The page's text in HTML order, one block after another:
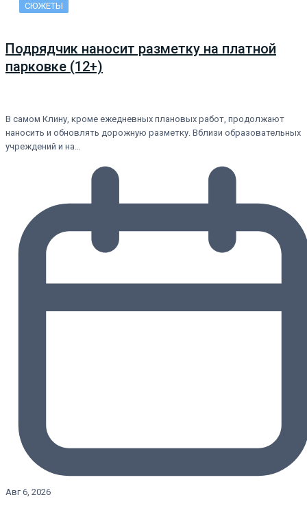
СЮЖЕТЫ
Подрядчик наносит разметку на платной
парковке (12+)
В самом Клину, кроме ежедневных плановых работ, продолжают
наносить и обновлять дорожную разметку. Вблизи образовательных
учреждений и на…
Авг 6, 2026